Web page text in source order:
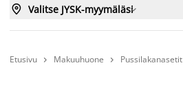
 Valitse JYSK-myymäläsi
Etusivu  Makuuhuone  Pussilakanasetit